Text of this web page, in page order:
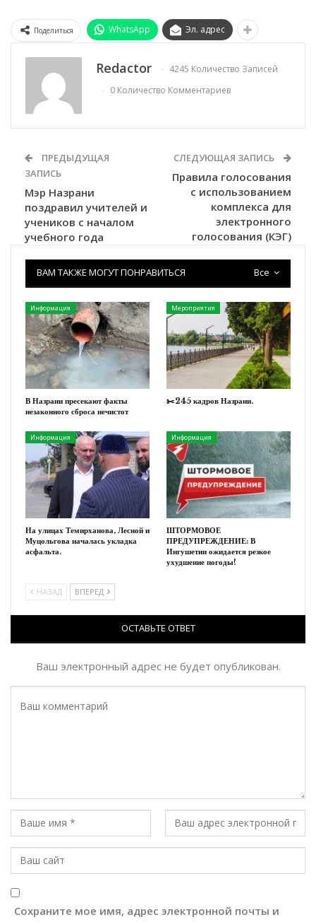
Поделиться WhatsApp Эл. адрес
Redactor
4245 Количество Записей
0 Количество Комментариев
ПРЕДЫДУЩАЯ
ЗАПИСЬ
Мэр Назрани
поздравил учителей и
учеников с началом
учебного года
СЛЕДУЮЩАЯ ЗАПИСЬ
Правила голосования
с использованием
комплекса для
электронного
голосования (КЭГ)
Все
ВАМ ТАКЖЕ МОГУТ ПОНРАВИТЬСЯ
Информация
В Назрани пресекают факты
незаконного сброса нечистот
Мероприятия
✂️245 кадров Назрани.
Информация
На улицах Темирханова, Лесной и
Муцольгова началась укладка
асфальта.
Информация
ШТОРМОВОЕ
ПРЕДУПРЕЖДЕНИЕ: В
Ингушетии ожидается резкое
ухудшение погоды!
НАЗАД ВПЕРЕД
ОСТАВЬТЕ ОТВЕТ
Ваш электронный адрес не будет опубликован.
Сохраните мое имя, адрес электронной почты и